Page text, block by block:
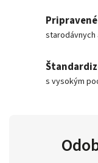
s vysokým